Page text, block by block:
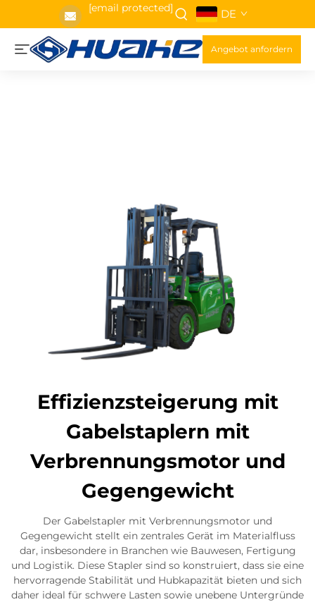
[email protected] DE
Angebot anfordern
Effizienzsteigerung mit
Gabelstaplern mit
Verbrennungsmotor und
Gegengewicht
Der Gabelstapler mit Verbrennungsmotor und
Gegengewicht stellt ein zentrales Gerät im Materialfluss
dar, insbesondere in Branchen wie Bauwesen, Fertigung
und Logistik. Diese Stapler sind so konstruiert, dass sie eine
hervorragende Stabilität und Hubkapazität bieten und sich
daher ideal für schwere Lasten sowie unebene Untergründe